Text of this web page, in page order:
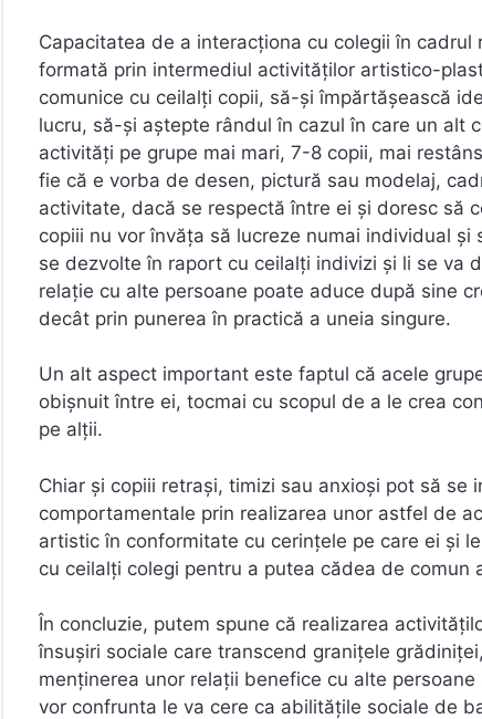
Capacitatea de a interacționa cu colegii în
formată prin intermediul activităților artistico-
comunice cu ceilalți copii, să-și împărtășească
lucru, să-și aștepte rândul în cazul în care un alt
activități pe grupe mai mari, 7-8 copii, mai
fie că e vorba de desen, pictură sau modelaj,
activitate, dacă se respectă între ei și doresc să
copiii nu vor învăța să lucreze numai individual
se dezvolte în raport cu ceilalți indivizi și li se va
relație cu alte persoane poate aduce după sine
decât prin punerea în practică a uneia singure.
Un alt aspect important este faptul că acele
obișnuit între ei, tocmai cu scopul de a le crea
pe alții.
Chiar și copiii retrași, timizi sau anxioși pot să
comportamentale prin realizarea unor astfel de
artistic în conformitate cu cerințele pe care ei și
cu ceilalți colegi pentru a putea cădea de
În concluzie, putem spune că realizarea
însușiri sociale care transcend granițele
menținerea unor relații benefice cu alte
vor confrunta le va cere ca abilitățile sociale de